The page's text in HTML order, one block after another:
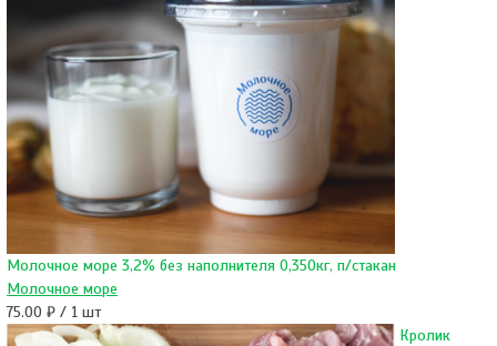
Молочное море 3,2% без наполнителя 0,350кг, п/стакан
Молочное море
75.00 ₽ / 1 шт
Кролик